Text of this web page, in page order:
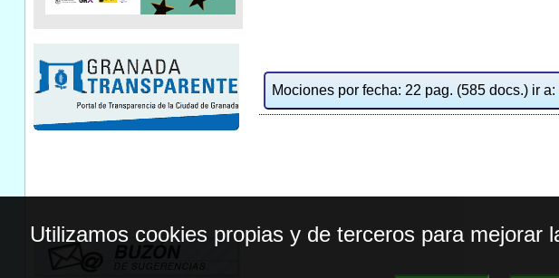
Mociones por fecha: 22 pag. (585 docs.) ir a:
Utilizamos cookies propias y de terceros para mejorar